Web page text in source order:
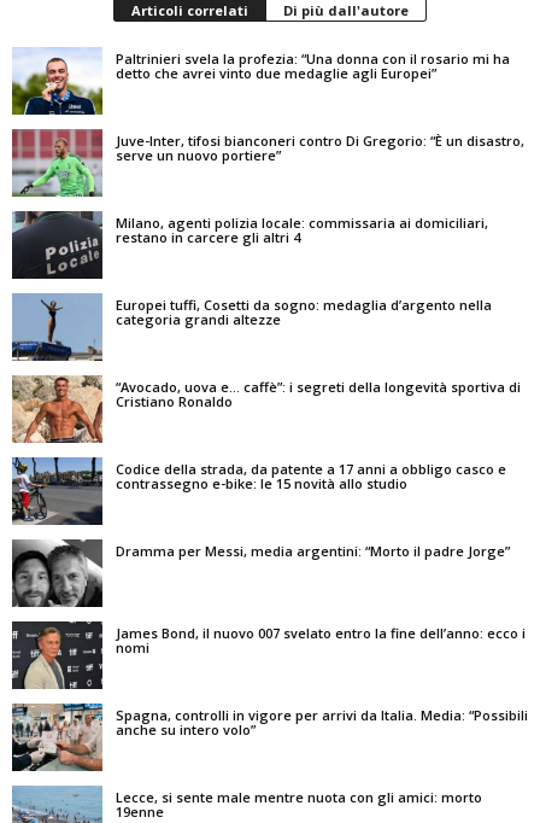
Articoli correlati Di più dall'autore
Paltrinieri svela la profezia: “Una donna con il rosario mi ha
detto che avrei vinto due medaglie agli Europei”
Juve-Inter, tifosi bianconeri contro Di Gregorio: “È un disastro,
serve un nuovo portiere”
Milano, agenti polizia locale: commissaria ai domiciliari,
restano in carcere gli altri 4
Europei tuffi, Cosetti da sogno: medaglia d’argento nella
categoria grandi altezze
“Avocado, uova e… caffè”: i segreti della longevità sportiva di
Cristiano Ronaldo
Codice della strada, da patente a 17 anni a obbligo casco e
contrassegno e-bike: le 15 novità allo studio
Dramma per Messi, media argentini: “Morto il padre Jorge”
James Bond, il nuovo 007 svelato entro la fine dell’anno: ecco i
nomi
Spagna, controlli in vigore per arrivi da Italia. Media: “Possibili
anche su intero volo”
Lecce, si sente male mentre nuota con gli amici: morto
19enne